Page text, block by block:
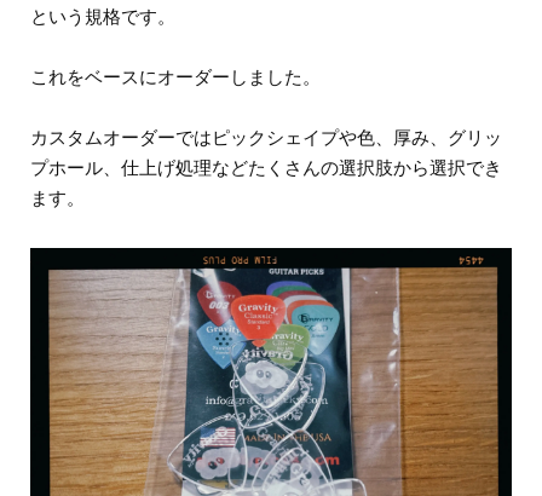
という規格です。
これをベースにオーダーしました。
カスタムオーダーではピックシェイプや色、厚み、グリッ
プホール、仕上げ処理などたくさんの選択肢から選択でき
ます。